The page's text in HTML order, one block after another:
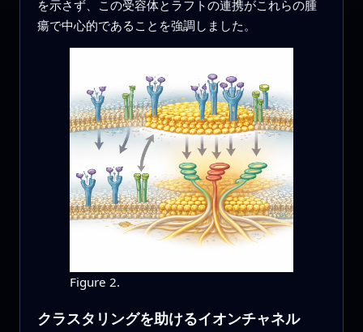
を示さず、この受容体とラフトの連携がこれらの腫
瘍で中心的であることを強調しました。
Figure 2.
クラスタリングを助けるイオンチャネル